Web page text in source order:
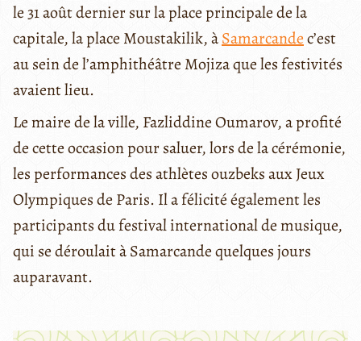
le 31 août dernier sur la place principale de la
capitale, la place Moustakilik, àSamarcandec’est
au sein de l’amphithéâtre Mojiza que les festivités
avaient lieu.
Le maire de la ville, Fazliddine Oumarov, a profité
de cette occasion pour saluer, lors de la cérémonie,
les performances des athlètes ouzbeks aux Jeux
Olympiques de Paris. Il a félicité également les
participants du festival international de musique,
qui se déroulait à Samarcande quelques jours
auparavant.